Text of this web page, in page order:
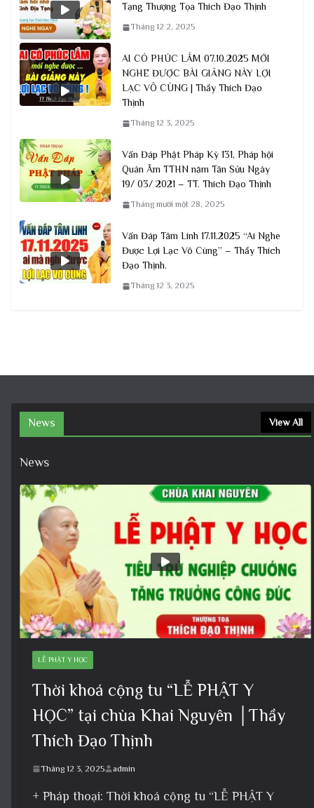
Tạng Thượng Tọa Thích Đạo Thịnh
Tháng 12 2, 2025
AI CÓ PHÚC LẮM 07.10.2025 MỚI
NGHE ĐƯỢC BÀI GIẢNG NÀY LỢI
LẠC VÔ CÙNG | Thầy Thích Đạo
Thịnh
Tháng 12 3, 2025
Vấn Đáp Phật Pháp Kỳ 131, Pháp hội
Quán Âm TTHN năm Tân Sửu Ngày
19/ 03/ 2021 – TT. Thích Đạo Thịnh
Tháng mười một 28, 2025
Vấn Đáp Tâm Linh 17.11.2025 “Ai Nghe
Được Lợi Lạc Vô Cùng” – Thầy Thích
Đạo Thịnh.
Tháng 12 3, 2025
News View All
News
LỄ PHẬT Y HỌC
Thời khoá cộng tu “LỄ PHẬT Y
HỌC” tại chùa Khai Nguyên │Thầy
Thích Đạo Thịnh
Tháng 12 3, 2025 admin
+ Pháp thoại: Thời khoá cộng tu “LỄ PHẬT Y